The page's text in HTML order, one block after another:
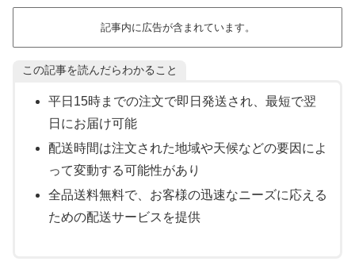
記事内に広告が含まれています。
この記事を読んだらわかること
平日15時までの注文で即日発送され、最短で翌
日にお届け可能
配送時間は注文された地域や天候などの要因によ
って変動する可能性があり
全品送料無料で、お客様の迅速なニーズに応える
ための配送サービスを提供